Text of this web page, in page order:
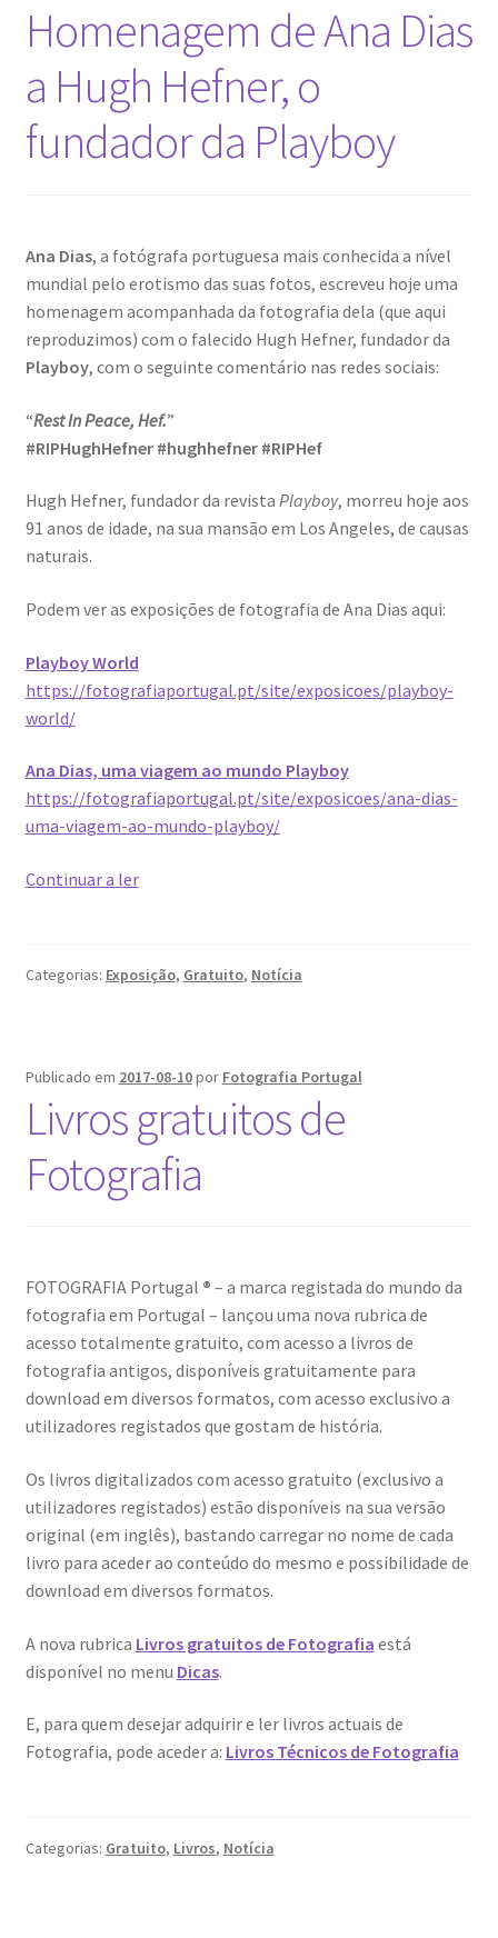
Homenagem de Ana Dias​
a Hugh Hefner, o
fundador da Playboy
Ana Dias, a fotógrafa portuguesa mais conhecida a nível
mundial pelo erotismo das suas fotos, escreveu hoje uma
homenagem acompanhada da fotografia dela (que aqui
reproduzimos) com o falecido Hugh Hefner, fundador da
Playboy, com o seguinte comentário nas redes sociais:
“Rest In Peace, Hef.”
#RIPHughHefner #hughhefner #RIPHef
Hugh Hefner, fundador da revista Playboy, morreu hoje aos
91 anos de idade, na sua mansão em Los Angeles, de causas
naturais.
Podem ver as exposições de fotografia de Ana Dias aqui:
Playboy World
https://fotografiaportugal.pt/site/exposicoes/playboy-
world/
Ana Dias, uma viagem ao mundo Playboy
https://fotografiaportugal.pt/site/exposicoes/ana-dias-
uma-viagem-ao-mundo-playboy/
Continuar a lerHomenagem
a
o
fundador
da
Playboy
Categorias: Exposição, Gratuito, Notícia
Publicado em 2017-08-10por Fotografia Portugal
Livros gratuitos de
Fotografia
FOTOGRAFIA Portugal ® – a marca registada do mundo da
fotografia em Portugal – lançou uma nova rubrica de
acesso totalmente gratuito, com acesso a livros de
fotografia antigos, disponíveis gratuitamente para
download em diversos formatos, com acesso exclusivo a
utilizadores registados que gostam de história.
Os livros digitalizados com acesso gratuito (exclusivo a
utilizadores registados) estão disponíveis na sua versão
original (em inglês), bastando carregar no nome de cada
livro para aceder ao conteúdo do mesmo e possibilidade de
download em diversos formatos.
A nova rubrica Livros gratuitos de Fotografia está
disponível no menu Dicas.
E, para quem desejar adquirir e ler livros actuais de
Fotografia, pode aceder a: Livros Técnicos de Fotografia
Categorias: Gratuito, Livros, Notícia